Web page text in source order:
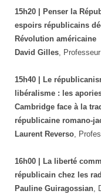
15h20 | Penser la
espoirs républicains
Révolution américaine
David Gilles,
15h40 | Le
libéralisme : les
Cambridge face à la
républicaine romano-
Laurent Reverso,
16h00 | La liberté
républicain chez les
Pauline Guiragossian,